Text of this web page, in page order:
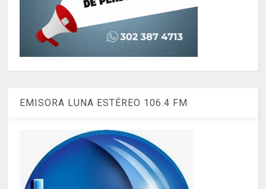
EMISORA LUNA ESTÉREO 106.4 FM